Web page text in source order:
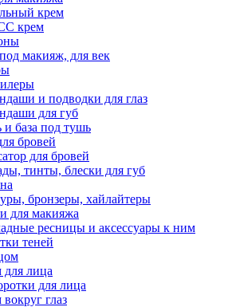
крем
крем
макияж, для век
и подводки для глаз
для губ
база под тушь
бровей
для бровей
тинты, блески для губ
бронзеры, хайлайтеры
для макияжа
ресницы и аксессуары к ним
теней
лица
для лица
глаз